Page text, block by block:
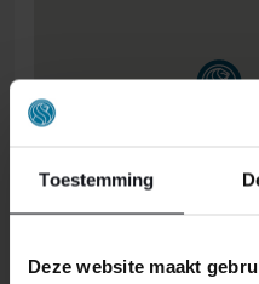
Toestemming
Deze website maakt